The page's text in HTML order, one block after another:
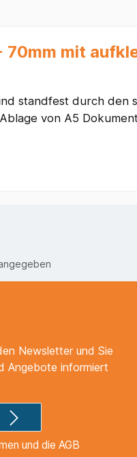
mit
standfest durch den
von A5
Newsletter und Sie
Angebote informiert
und die AGB